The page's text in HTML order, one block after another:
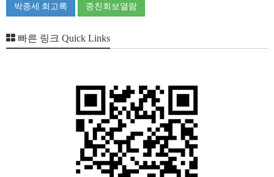
박종세 회고록 종친회보열람
빠른 링크 Quick Links